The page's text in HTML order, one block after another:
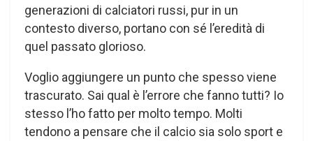
generazioni di calciatori russi, pur in un
contesto diverso, portano con sé l’eredità di
quel passato glorioso.
Voglio aggiungere un punto che spesso viene
trascurato. Sai qual è l’errore che fanno tutti? Io
stesso l’ho fatto per molto tempo. Molti
tendono a pensare che il calcio sia solo sport e